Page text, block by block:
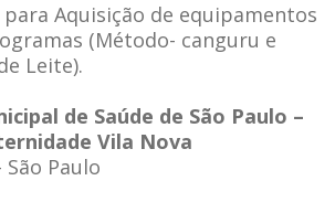
para Aquisição de equipamentos
(Método- canguru e
Leite).
de Saúde de São Paulo –
Vila Nova
São Paulo